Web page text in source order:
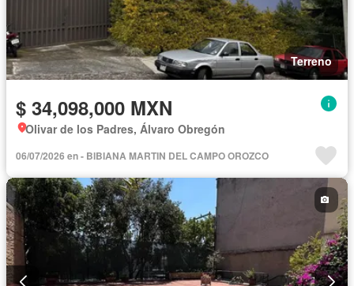
Terreno
$ 34,098,000 MXN
Olivar de los Padres, Álvaro Obregón
06/07/2026 en - BIBIANA MARTIN DEL CAMPO OROZCO